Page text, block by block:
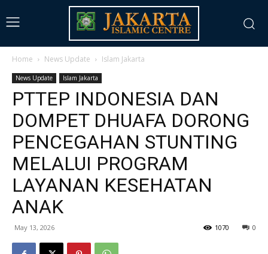
Home News Update Islam Jakarta
News Update Islam Jakarta
PTTEP INDONESIA DAN
DOMPET DHUAFA DORONG
PENCEGAHAN STUNTING
MELALUI PROGRAM
LAYANAN KESEHATAN
ANAK
May 13, 2026 0
1070